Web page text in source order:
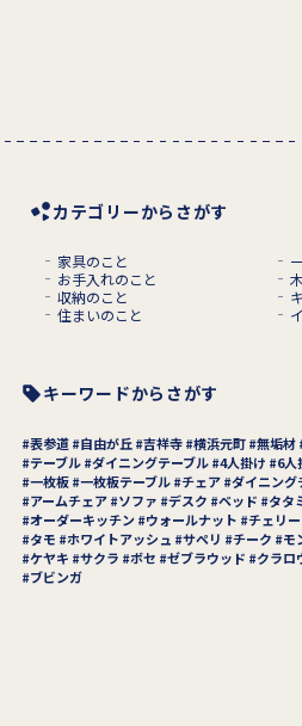
カテゴリーからさがす
家具のこと
お手入れのこと
収納のこと
住まいのこと
キーワードからさがす
表参道 自由が丘 吉祥寺 横浜元町 無垢材
テーブル ダイニングテーブル 4人掛け 6人
一枚板 一枚板テーブル チェア ダイニング
アームチェア
ソファ デスク ベッド タタ
オーダーキッチン
ウォールナット チェリー
タモ
ホワイトアッシュ サペリ チーク モ
ケヤキ
サクラ ボセ ゼブラウッド クラロ
ブビンガ